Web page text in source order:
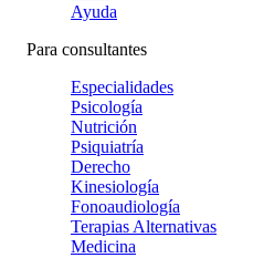
Ayuda
Para consultantes
Especialidades
Psicología
Nutrición
Psiquiatría
Derecho
Kinesiología
Fonoaudiología
Terapias Alternativas
Medicina